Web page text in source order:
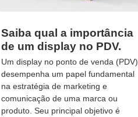
Saiba qual a importância
de um display no PDV.
Um display no ponto de venda (PDV)
desempenha um papel fundamental
na estratégia de marketing e
comunicação de uma marca ou
produto. Seu principal objetivo é